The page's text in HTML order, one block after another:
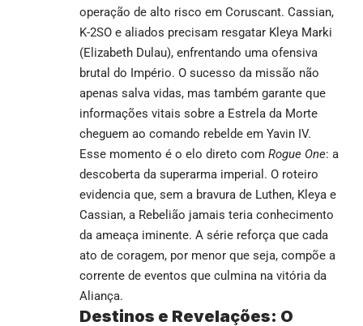
operação de alto risco em Coruscant. Cassian,
K-2SO e aliados precisam resgatar Kleya Marki
(Elizabeth Dulau), enfrentando uma ofensiva
brutal do Império. O sucesso da missão não
apenas salva vidas, mas também garante que
informações vitais sobre a Estrela da Morte
cheguem ao comando rebelde em Yavin IV.
Esse momento é o elo direto com Rogue One: a
descoberta da superarma imperial. O roteiro
evidencia que, sem a bravura de Luthen, Kleya e
Cassian, a Rebelião jamais teria conhecimento
da ameaça iminente. A série reforça que cada
ato de coragem, por menor que seja, compõe a
corrente de eventos que culmina na vitória da
Aliança.
Destinos e Revelações: O